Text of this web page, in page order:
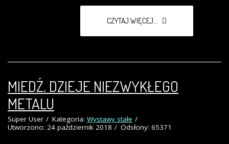
CZYTAJ WIĘCEJ...
MIEDŹ. DZIEJE NIEZWYKŁEGO
METALU
Super User Kategoria: Wystawy stałe
Utworzono: 24 październik 2018
Odsłony: 65371